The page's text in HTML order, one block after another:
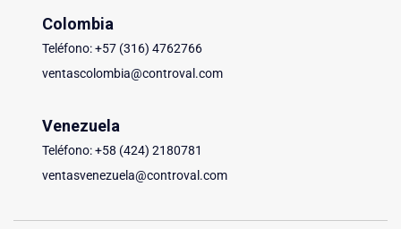
Colombia
Teléfono: +57 (316) 4762766
ventascolombia@controval.com
Venezuela
Teléfono: +58 (424) 2180781
ventasvenezuela@controval.com